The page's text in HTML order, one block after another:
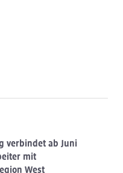
verbindet ab Juni
mit
West